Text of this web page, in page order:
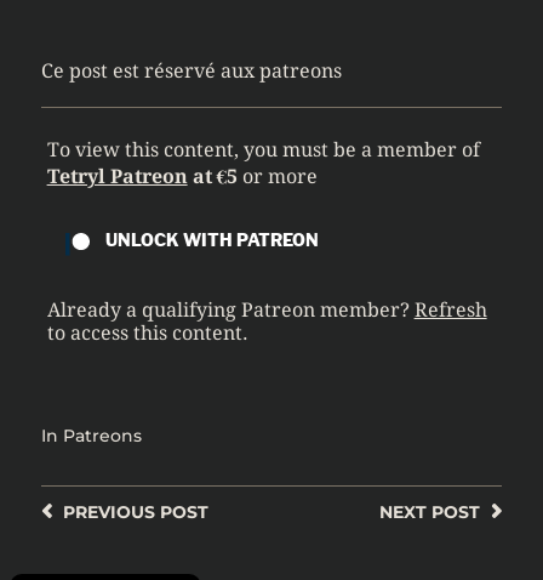
Ce post est réservé aux patreons
To view this content, you must be a member of
Tetryl Patreonat €5 or more
UNLOCK WITH PATREON
Already a qualifying Patreon member? Refresh
to access this content.
In Patreons
NEXT POST
PREVIOUSPOST